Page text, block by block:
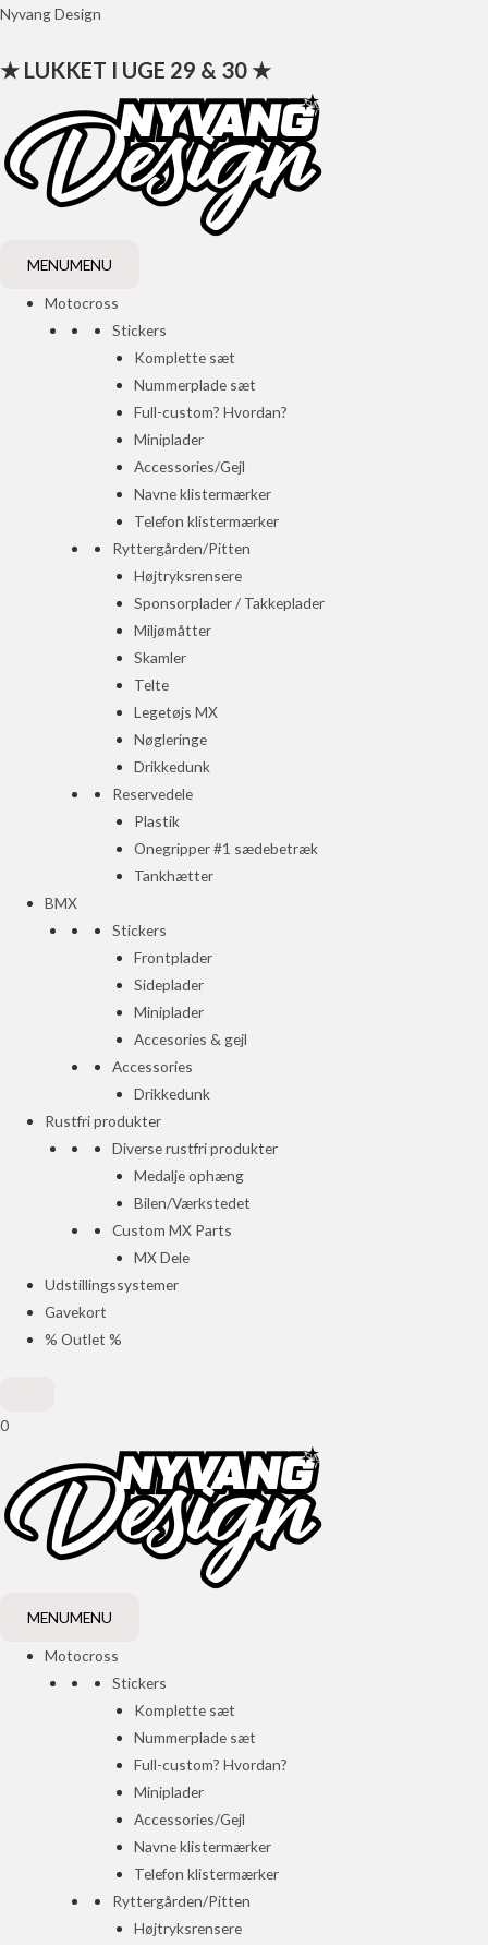
Gå
indholdet
Nyvang Design
★ LUKKET I UGE 29 & 30 ★
MENUMENU
Motocross
Stickers
Komplette sæt
Nummerplade sæt
Full-custom? Hvordan?
Miniplader
Accessories/Gejl
Navne klistermærker
Telefon klistermærker
Ryttergården/Pitten
Højtryksrensere
Sponsorplader / Takkeplader
Miljømåtter
Skamler
Telte
Legetøjs MX
Nøgleringe
Drikkedunk
Reservedele
Plastik
Onegripper #1 sædebetræk
Tankhætter
BMX
Stickers
Frontplader
Sideplader
Miniplader
Accesories & gejl
Accessories
Drikkedunk
Rustfri produkter
Diverse rustfri produkter
Medalje ophæng
Bilen/Værkstedet
Custom MX Parts
MX Dele
Udstillingssystemer
Gavekort
% Outlet %
0
MENUMENU
Motocross
Stickers
Komplette sæt
Nummerplade sæt
Full-custom? Hvordan?
Miniplader
Accessories/Gejl
Navne klistermærker
Telefon klistermærker
Ryttergården/Pitten
Højtryksrensere